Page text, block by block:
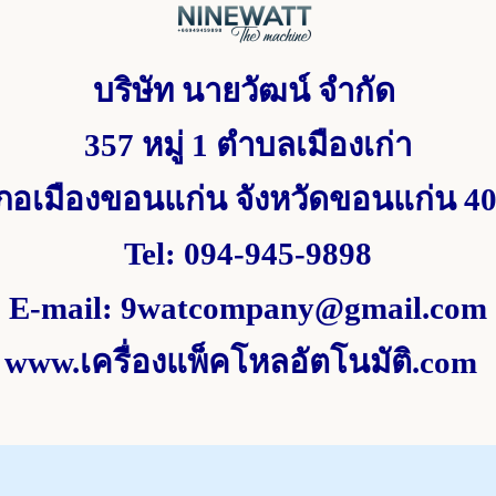
บริษัท นายวัฒน์ จำกัด
357 หมู่ 1 ตำบลเมืองเก่า
อเมืองขอนแก่น จังหวัดขอนแก่น
Tel: 094-945-9898
E-mail: 9watcompany@gmail.com
www.เครื่องแพ็คโหลอัตโนมัติ.com